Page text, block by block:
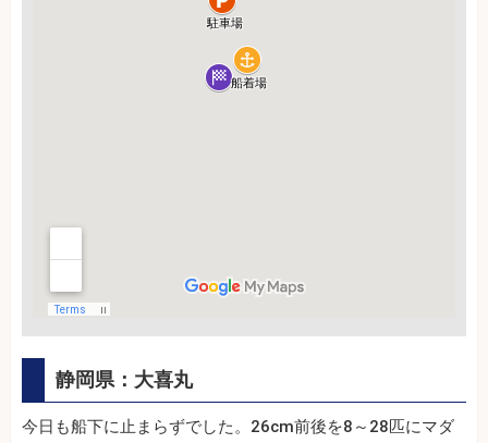
静岡県：大喜丸
今日も船下に止まらずでした。26cm前後を8～28匹にマダ